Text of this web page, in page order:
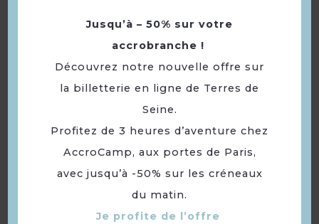
Vue sur fleuve ou rivière
à la sélection
Jusqu’à – 50% sur votre
accrobranche !
Découvrez notre nouvelle offre sur
la billetterie en ligne de Terres de
Seine.
Profitez de 3 heures d’aventure chez
AccroCamp, aux portes de Paris,
avec jusqu’à -50% sur les créneaux
du matin.
Je profite de l’offre